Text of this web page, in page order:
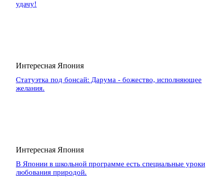
удачу!
Интересная Япония
Статуэтка под бонсай: Дарума - божество, исполняющее
желания.
Интересная Япония
В Японии в школьной программе есть специальные уроки
любования природой.